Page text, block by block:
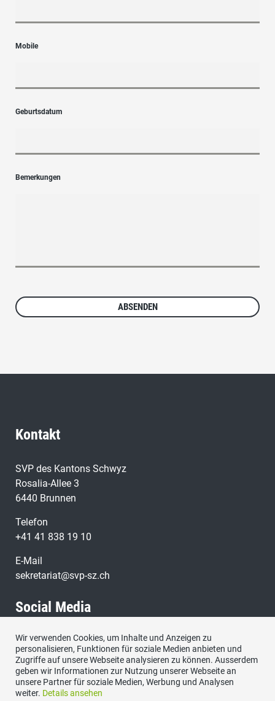
Mobile
Geburtsdatum
Bemerkungen
Kontakt
SVP des Kantons Schwyz
Rosalia-Allee 3
6440 Brunnen
Telefon
+41 41 838 19 10
E-Mail
sekretariat@svp-sz.ch
Social Media
Besuchen Sie uns bei:
Wir verwenden Cookies, um Inhalte und Anzeigen zu
personalisieren, Funktionen für soziale Medien anbieten und
Zugriffe auf unsere Webseite analysieren zu können. Ausserdem
geben wir Informationen zur Nutzung unserer Webseite an
unsere Partner für soziale Medien, Werbung und Analysen
weiter. Details ansehen